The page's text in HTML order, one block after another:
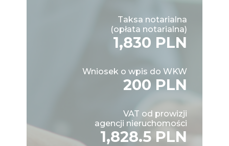
Taksa notarialna
(opłata notarialna)
1,830 PLN
Wniosek o wpis do WKW
200 PLN
VAT od prowizji
agencji nieruchomości
1,828.5 PLN